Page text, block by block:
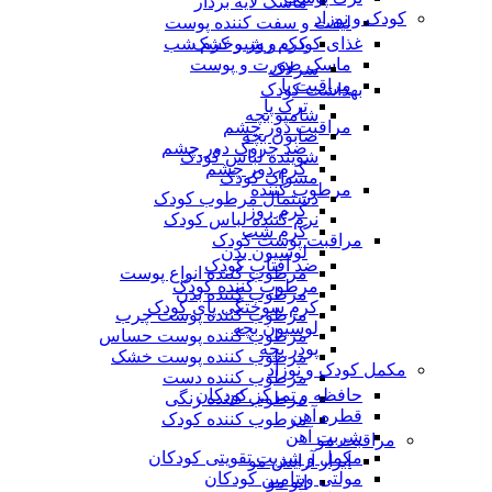
کودک و نوزاد
غذای کودک و شیرخشک
سرلاک
بهداشت کودک
شامپو بچه
صابون بچه
شوینده لباس کودک
مسواک کودک
دستمال مرطوب کودک
نرم کننده لباس کودک
مراقبت پوست کودک
ضد آفتاب کودک
مرطوب کننده کودک
کرم سوختگی پای کودک
لوسیون بچه
پودر بچه
مکمل کودک و نوزاد
حافظه و تمرکز کودکان
قطره آهن
شربت آهن
مکمل و شربت تقویتی کودکان
مولتی ویتامین کودکان
لیفت و سفت کننده پوست
کرم روز و کرم شب
ماسک صورت و پوست
مراقبت پا
ترک پا
مراقبت دور چشم
ضد چروک دور چشم
کرم دور چشم
مرطوب کننده
کرم روز
کرم شب
لوسیون بدن
مرطوب کننده انواع پوست
مرطوب کننده بدن
مرطوب کننده پوست چرب
مرطوب کننده پوست حساس
مرطوب کننده پوست خشک
مرطوب کننده دست
مرطوب کننده رنگی
مرطوب کننده کودک
مراقبت مو
ابزار آرایش مو
اتو مو